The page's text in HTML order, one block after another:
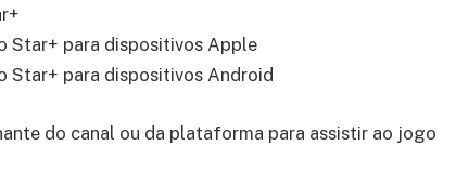
Star+ para dispositivos Apple
Star+ para dispositivos Android
do canal ou da plataforma para assistir ao jogo